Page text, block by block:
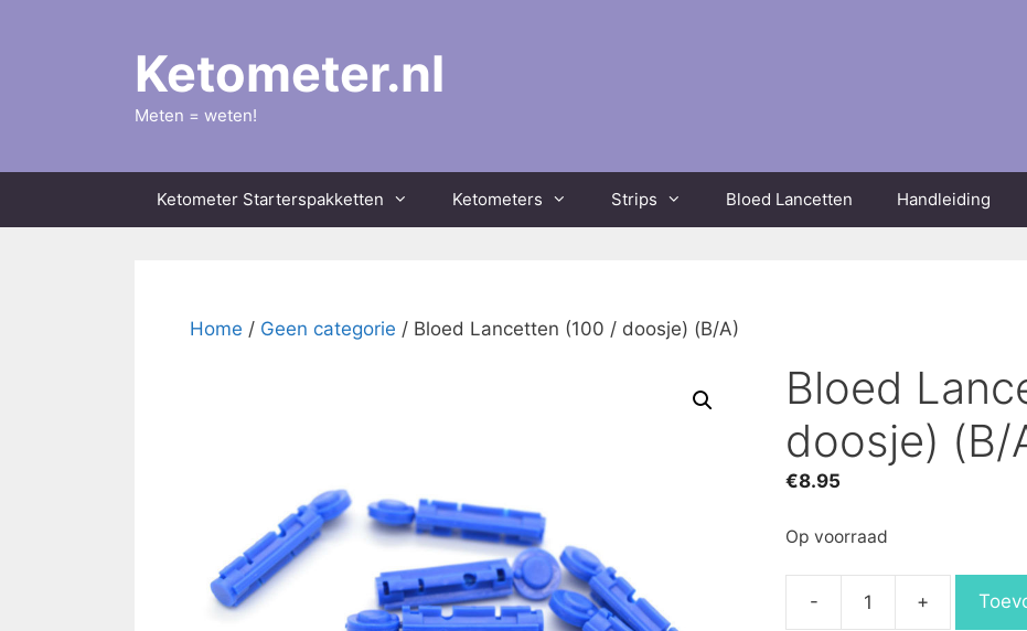
Ketometer.nl
Meten = weten!
Ketometer Starterspakketten Ketometers Strips Bloed Lancetten Handleiding
Home / Geen categorie / Bloed Lancetten (100 / doosje) (B/A)
Bloed
doosje) (B/
€8.95
Op voorraad
- +